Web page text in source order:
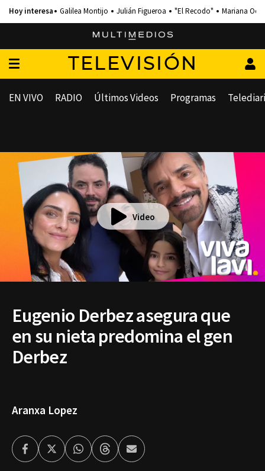
Galilea Montijo Julián Figueroa "El Recodo" Mariana
TELEVISIÓN
EN VIVO RADIO Últimos Videos Programas
Video
Eugenio Derbez asegura que
en su nieta predomina el gen
Derbez
Aranxa Lopez
FacebookTwitterWhatsappThreadsEnviar
por